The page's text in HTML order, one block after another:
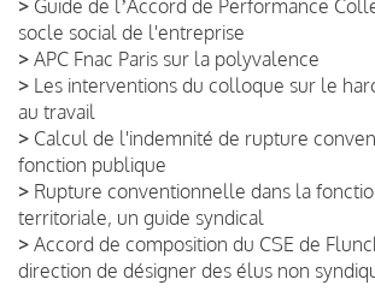
> Guide de lʼAccord de Performance
socle social de l'entreprise
> APC Fnac Paris sur la polyvalence
> Les interventions du colloque sur le
au travail
> Calcul de l'indemnité de rupture
fonction publique
> Rupture conventionnelle dans la
territoriale, un guide syndical
> Accord de composition du CSE de
direction de désigner des élus non